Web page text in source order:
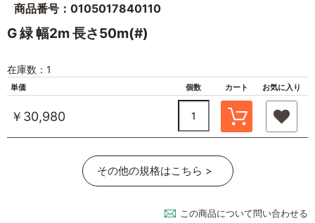
商品番号：0105017840110
G 緑 幅2m 長さ50m(#)
在庫数：1
単価 個数 カート お気に入り
￥30,980
その他の規格はこちら >
この商品について問い合わせる